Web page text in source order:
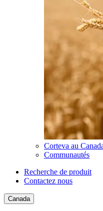
Corteva au
Communautés
Recherche de produit
Contactez nous
Canada